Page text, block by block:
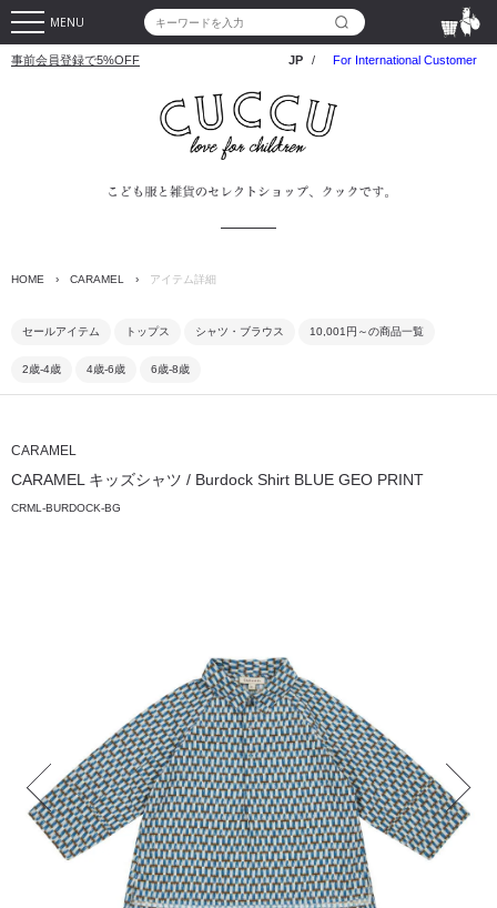
MENU
事前会員登録で5%OFF JP / For International Customer
HOME › CARAMEL › アイテム詳細
セールアイテム トップス シャツ・ブラウス 10,001円～の商品一覧
2歳-4歳 4歳-6歳 6歳-8歳
CARAMEL
CARAMEL キッズシャツ / Burdock Shirt BLUE GEO PRINT
CRML-BURDOCK-BG